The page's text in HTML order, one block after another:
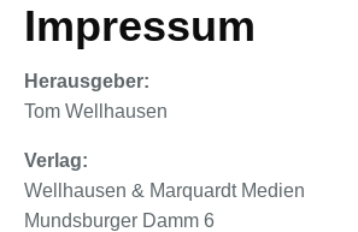
Impressum
Herausgeber:
Tom Wellhausen
Verlag:
Wellhausen & Marquardt Medien
Mundsburger Damm 6